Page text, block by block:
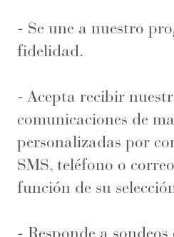
- Se une a nuestro
fidelidad.
- Acepta recibir
comunicaciones de
personalizadas por
SMS, teléfono o
función de su
- Responde a